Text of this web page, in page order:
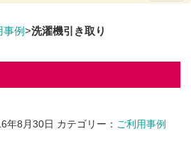
事例>洗濯機引き取り
年8月30日 カテゴリー： ご利用事例